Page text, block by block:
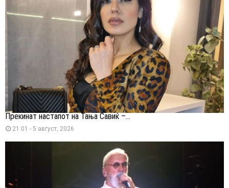
Прекинат настапот на Тања Савиќ –...
21:01 - 5 август, 2026